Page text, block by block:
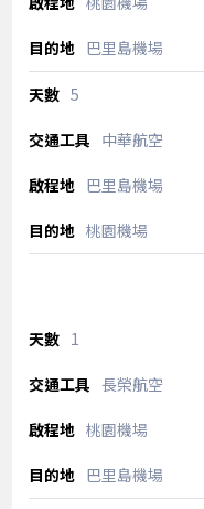
巴里島機場
5
中華航空
巴里島機場
桃園機場
1
長榮航空
桃園機場
巴里島機場